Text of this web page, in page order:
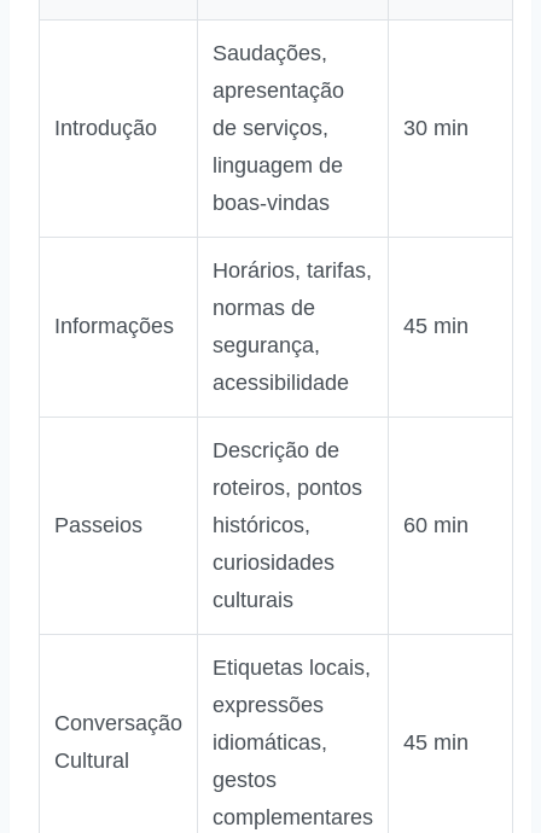
Introdução
Saudações,
apresentação
de serviços,
linguagem de
boas‑vindas
30 min
Informações
Horários, tarifas,
normas de
segurança,
acessibilidade
45 min
Passeios
Descrição de
roteiros, pontos
históricos,
curiosidades
culturais
60 min
Conversação
Cultural
Etiquetas locais,
expressões
idiomáticas,
gestos
complementares
45 min